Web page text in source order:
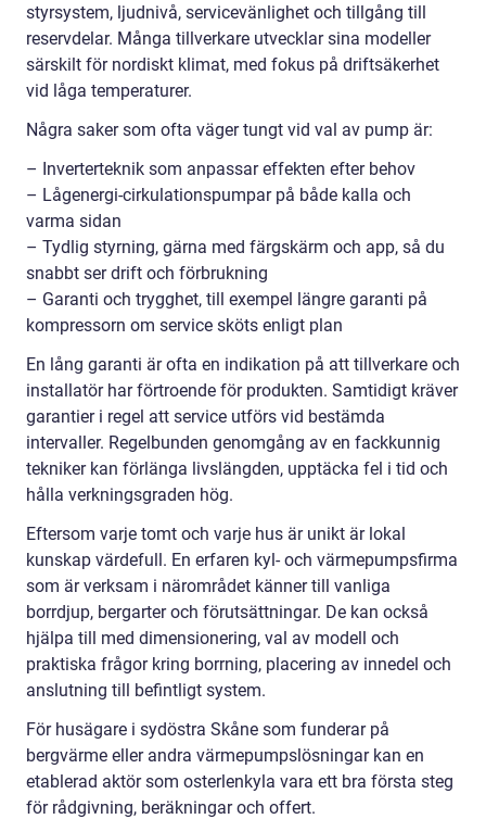
styrsystem, ljudnivå, servicevänlighet och tillgång till
reservdelar. Många tillverkare utvecklar sina modeller
särskilt för nordiskt klimat, med fokus på driftsäkerhet
vid låga temperaturer.
Några saker som ofta väger tungt vid val av pump är:
– Inverterteknik som anpassar effekten efter behov
– Lågenergi-cirkulationspumpar på både kalla och
varma sidan
– Tydlig styrning, gärna med färgskärm och app, så du
snabbt ser drift och förbrukning
– Garanti och trygghet, till exempel längre garanti på
kompressorn om service sköts enligt plan
En lång garanti är ofta en indikation på att tillverkare och
installatör har förtroende för produkten. Samtidigt kräver
garantier i regel att service utförs vid bestämda
intervaller. Regelbunden genomgång av en fackkunnig
tekniker kan förlänga livslängden, upptäcka fel i tid och
hålla verkningsgraden hög.
Eftersom varje tomt och varje hus är unikt är lokal
kunskap värdefull. En erfaren kyl- och värmepumpsfirma
som är verksam i närområdet känner till vanliga
borrdjup, bergarter och förutsättningar. De kan också
hjälpa till med dimensionering, val av modell och
praktiska frågor kring borrning, placering av innedel och
anslutning till befintligt system.
För husägare i sydöstra Skåne som funderar på
bergvärme eller andra värmepumpslösningar kan en
etablerad aktör som osterlenkyla vara ett bra första steg
för rådgivning, beräkningar och offert.